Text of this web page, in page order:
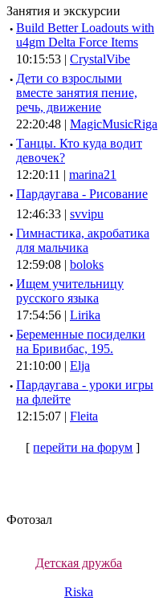
Занятия и экскурсии
· Build Better Loadouts with
u4gm Delta Force Items
10:15:53 | CrystalVibe
· Дети со взрослыми
вместе занятия пение,
речь, движение
22:20:48 | MagicMusicRiga
· Танцы. Кто куда водит
девочек?
12:20:11 | marina21
· Пардаугава - Рисование
12:46:33 | svvipu
· Гимнастика, акробатика
для мальчика
12:59:08 | boloks
· Ищем учительницу
русского языка
17:54:56 | Lirika
· Беременные посиделки
на Бривибас, 195.
21:10:00 | Elja
· Пардаугава - уроки игры
на флейте
12:15:07 | Fleita
[перейти на форум ]
Фотозал
Детская дружба
Riska